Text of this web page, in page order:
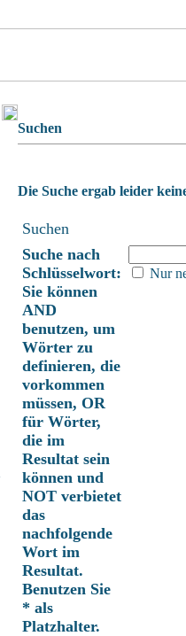
Suchen
Die Suche ergab leider
Suchen
Suche nach
Schlüsselwort:
Sie können
AND
benutzen, um
Wörter zu
definieren, die
vorkommen
müssen, OR
für Wörter,
die im
Resultat sein
können und
NOT verbietet
das
nachfolgende
Wort im
Resultat.
Benutzen Sie
* als
Platzhalter.
Nur